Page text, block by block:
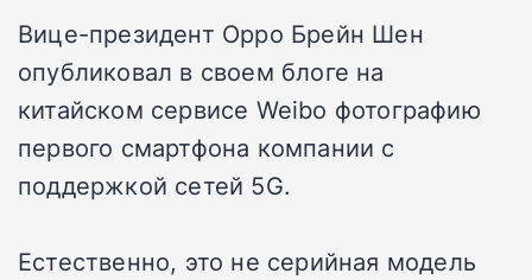
Вице-президент Oppo Брейн Шен
опубликовал в своем блоге на
китайском сервисе Weibo фотографию
первого смартфона компании с
поддержкой сетей 5G.
Естественно, это не серийная модель